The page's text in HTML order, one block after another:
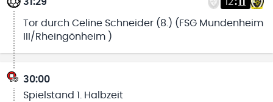
31:29 12:11
Tor durch Celine Schneider (8.) (FSG Mundenheim
III/Rheingönheim )
30:00
Spielstand 1. Halbzeit